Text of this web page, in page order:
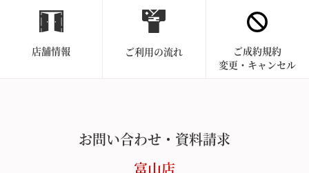
店舗情報 ご利用の流れ
ご成約規約
変更・キャンセル
お問い合わせ・資料請求
富山店